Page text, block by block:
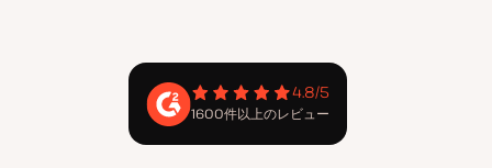
4.8/5
1600件以上のレビュー